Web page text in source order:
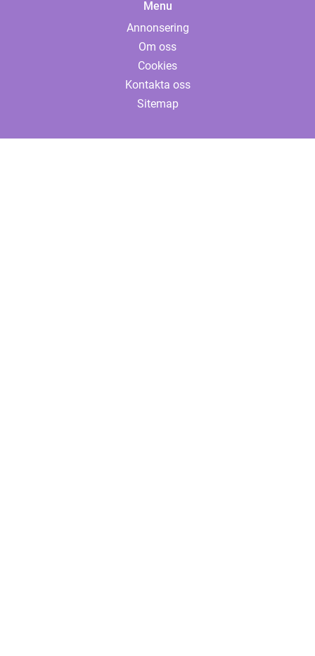
Menu
Annonsering
Om oss
Cookies
Kontakta oss
Sitemap